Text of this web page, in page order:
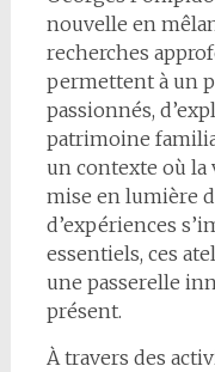
nouvelle en
recherches
permettent à un
passionnés,
patrimoine
un contexte où la
mise en lumière
d’expériences
essentiels, ces
une passerelle
présent.
À travers des